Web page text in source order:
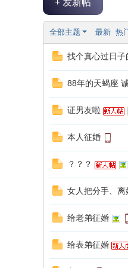
坛
新
盐
+ 发新帖
全部主题 最新 热
找个真心过日子
88年的天蝎座
证男友啦
本人征婚
？？？
女人把分手、离
给老弟征婚
给表弟征婚